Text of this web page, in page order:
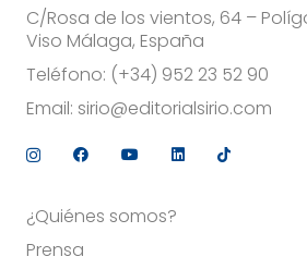
C/Rosa de los vientos, 64 –
Viso Málaga, España
Teléfono: (+34) 952 23 52 90
Email: sirio@editorialsirio.com
¿Quiénes somos?
Prensa